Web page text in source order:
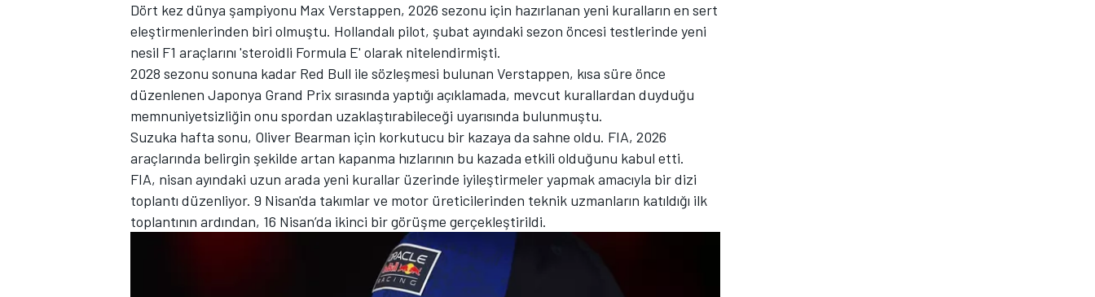
Dört kez dünya şampiyonu Max Verstappen, 2026 sezonu için hazırlanan yeni kuralların en sert
eleştirmenlerinden biri olmuştu. Hollandalı pilot, şubat ayındaki sezon öncesi testlerinde yeni
nesil F1 araçlarını 'steroidli Formula E' olarak nitelendirmişti.
2028 sezonu sonuna kadar Red Bull ile sözleşmesi bulunan Verstappen, kısa süre önce
düzenlenen Japonya Grand Prix sırasında yaptığı açıklamada, mevcut kurallardan duyduğu
memnuniyetsizliğin onu spordan uzaklaştırabileceği uyarısında bulunmuştu.
Suzuka hafta sonu, Oliver Bearman için korkutucu bir kazaya da sahne oldu. FIA, 2026
araçlarında belirgin şekilde artan kapanma hızlarının bu kazada etkili olduğunu kabul etti.
FIA, nisan ayındaki uzun arada yeni kurallar üzerinde iyileştirmeler yapmak amacıyla bir dizi
toplantı düzenliyor. 9 Nisan'da takımlar ve motor üreticilerinden teknik uzmanların katıldığı ilk
toplantının ardından, 16 Nisan’da ikinci bir görüşme gerçekleştirildi.